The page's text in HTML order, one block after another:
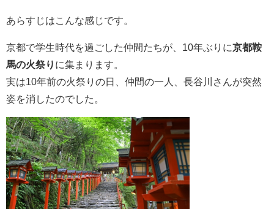
あらすじはこんな感じです。
京都で学生時代を過ごした仲間たちが、10年ぶりに京都鞍
馬の火祭り に集まります。
実は10年前の火祭りの日、仲間の一人、長谷川さんが突然
姿を消したのでした。